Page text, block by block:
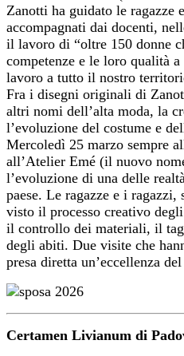
Zanotti ha guidato le ragazze
accompagnati dai docenti,
il lavoro di “oltre 150 donne
competenze e le loro qualità a
lavoro a tutto il nostro
Fra i disegni originali di
altri nomi dell’alta moda, la
l’evoluzione del costume e
Mercoledì 25 marzo sempre
all’Atelier Emé (il nuovo
l’evoluzione di una delle
paese. Le ragazze e i
visto il processo creativo
il controllo dei materiali, il
degli abiti. Due visite che
presa diretta un’eccellenza
Certamen Livianum di